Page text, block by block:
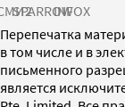
SPARROWINFOX
Перепечатка
в том числе и в
письменного
является